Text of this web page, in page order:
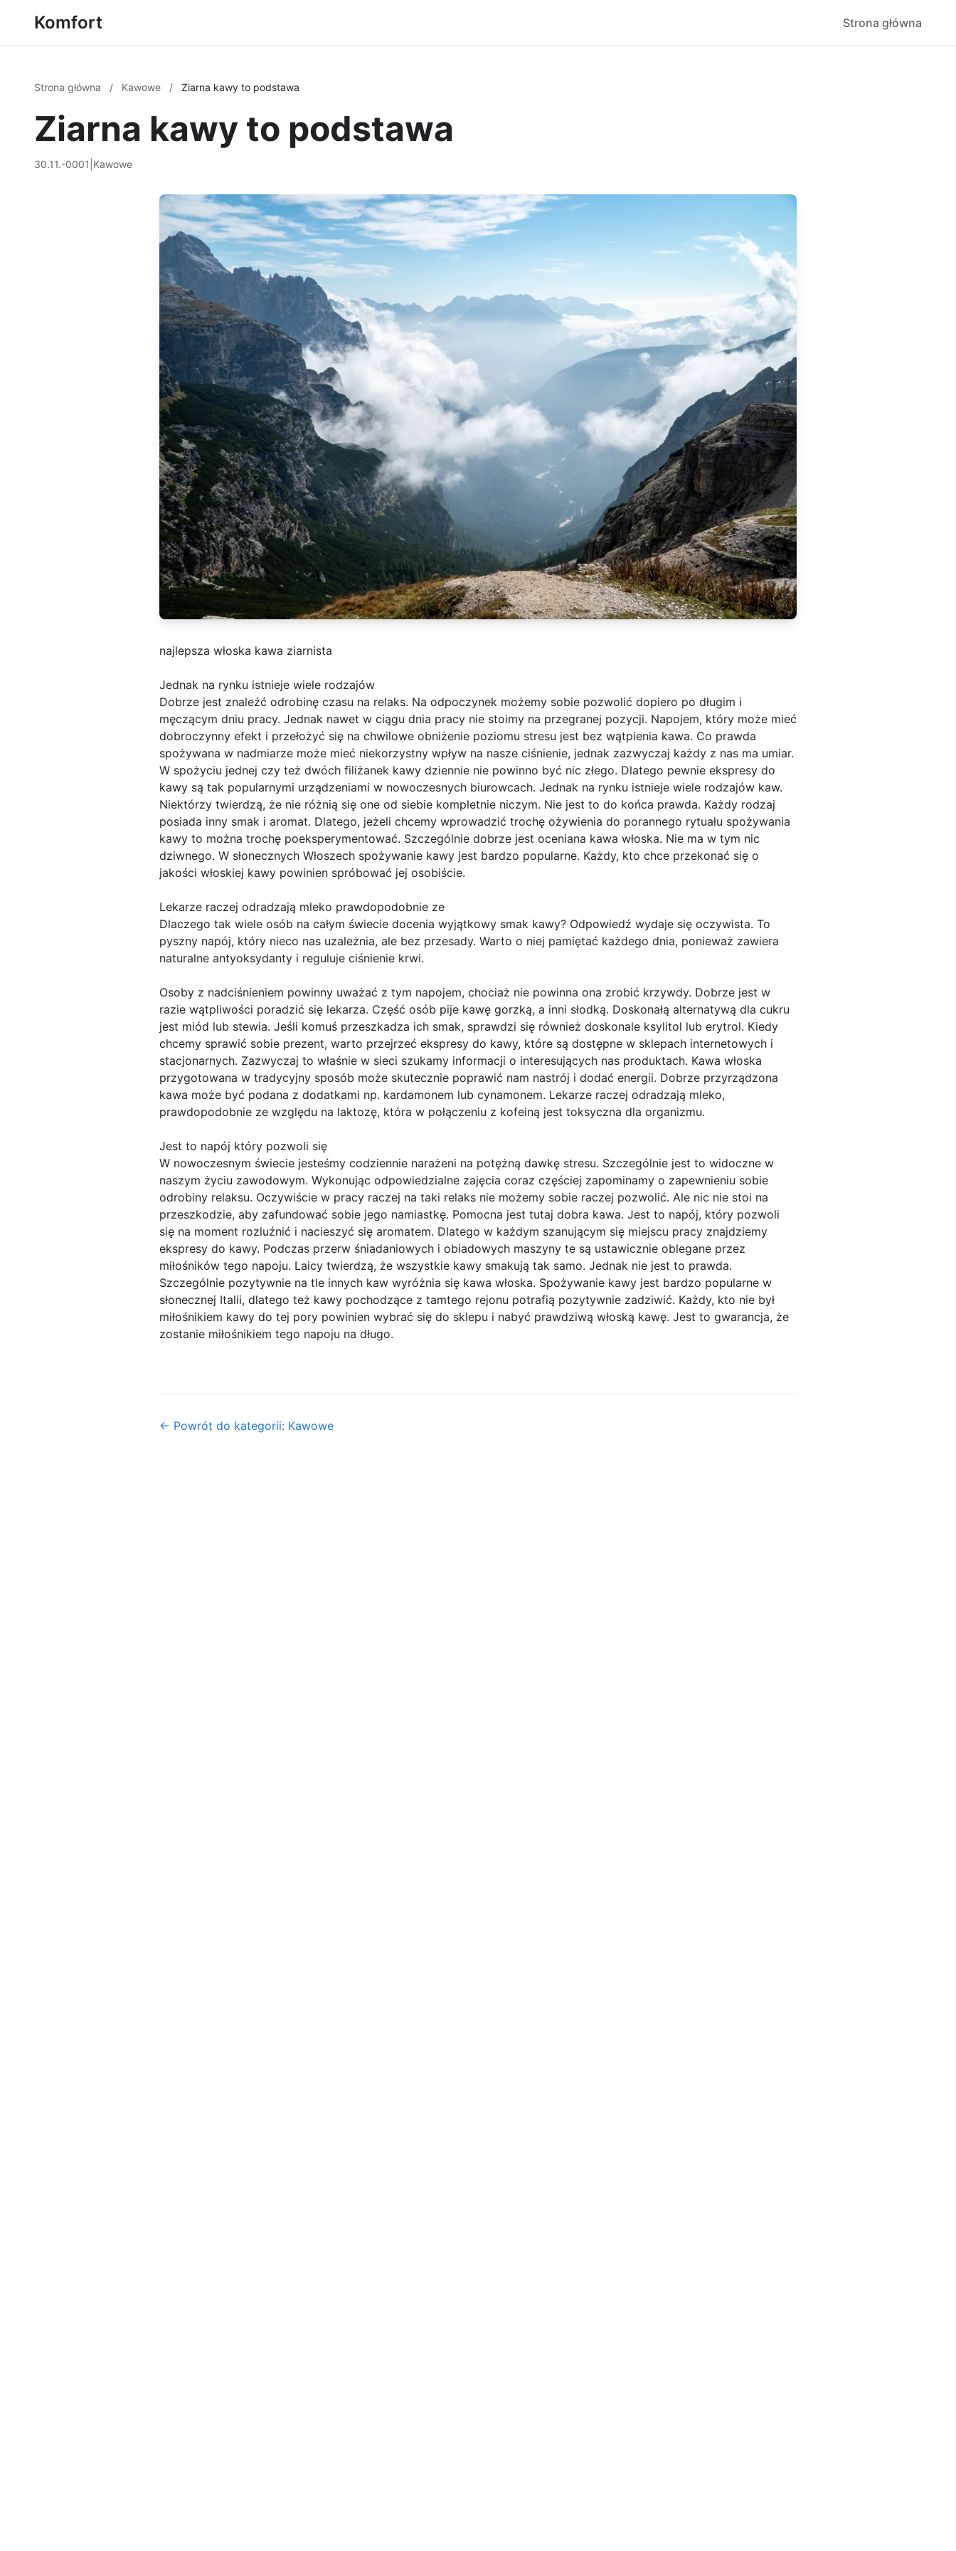
Komfort Strona główna
Strona główna / Kawowe / Ziarna kawy to podstawa
Ziarna kawy to podstawa
30.11.-0001 Kawowe
najlepsza włoska kawa ziarnista
Jednak na rynku istnieje wiele rodzajów
Dobrze jest znaleźć odrobinę czasu na relaks. Na odpoczynek możemy sobie pozwolić dopiero po długim i
męczącym dniu pracy. Jednak nawet w ciągu dnia pracy nie stoimy na przegranej pozycji. Napojem, który może mieć
dobroczynny efekt i przełożyć się na chwilowe obniżenie poziomu stresu jest bez wątpienia kawa. Co prawda
spożywana w nadmiarze może mieć niekorzystny wpływ na nasze ciśnienie, jednak zazwyczaj każdy z nas ma umiar.
W spożyciu jednej czy też dwóch filiżanek kawy dziennie nie powinno być nic złego. Dlatego pewnie ekspresy do
kawy są tak popularnymi urządzeniami w nowoczesnych biurowcach. Jednak na rynku istnieje wiele rodzajów kaw.
Niektórzy twierdzą, że nie różnią się one od siebie kompletnie niczym. Nie jest to do końca prawda. Każdy rodzaj
posiada inny smak i aromat. Dlatego, jeżeli chcemy wprowadzić trochę ożywienia do porannego rytuału spożywania
kawy to można trochę poeksperymentować. Szczególnie dobrze jest oceniana kawa włoska. Nie ma w tym nic
dziwnego. W słonecznych Włoszech spożywanie kawy jest bardzo popularne. Każdy, kto chce przekonać się o
jakości włoskiej kawy powinien spróbować jej osobiście.
Lekarze raczej odradzają mleko prawdopodobnie ze
Dlaczego tak wiele osób na całym świecie docenia wyjątkowy smak kawy? Odpowiedź wydaje się oczywista. To
pyszny napój, który nieco nas uzależnia, ale bez przesady. Warto o niej pamiętać każdego dnia, ponieważ zawiera
naturalne antyoksydanty i reguluje ciśnienie krwi.
Osoby z nadciśnieniem powinny uważać z tym napojem, chociaż nie powinna ona zrobić krzywdy. Dobrze jest w
razie wątpliwości poradzić się lekarza. Część osób pije kawę gorzką, a inni słodką. Doskonałą alternatywą dla cukru
jest miód lub stewia. Jeśli komuś przeszkadza ich smak, sprawdzi się również doskonale ksylitol lub erytrol. Kiedy
chcemy sprawić sobie prezent, warto przejrzeć ekspresy do kawy, które są dostępne w sklepach internetowych i
stacjonarnych. Zazwyczaj to właśnie w sieci szukamy informacji o interesujących nas produktach. Kawa włoska
przygotowana w tradycyjny sposób może skutecznie poprawić nam nastrój i dodać energii. Dobrze przyrządzona
kawa może być podana z dodatkami np. kardamonem lub cynamonem. Lekarze raczej odradzają mleko,
prawdopodobnie ze względu na laktozę, która w połączeniu z kofeiną jest toksyczna dla organizmu.
Jest to napój który pozwoli się
W nowoczesnym świecie jesteśmy codziennie narażeni na potężną dawkę stresu. Szczególnie jest to widoczne w
naszym życiu zawodowym. Wykonując odpowiedzialne zajęcia coraz częściej zapominamy o zapewnieniu sobie
odrobiny relaksu. Oczywiście w pracy raczej na taki relaks nie możemy sobie raczej pozwolić. Ale nic nie stoi na
przeszkodzie, aby zafundować sobie jego namiastkę. Pomocna jest tutaj dobra kawa. Jest to napój, który pozwoli
się na moment rozluźnić i nacieszyć się aromatem. Dlatego w każdym szanującym się miejscu pracy znajdziemy
ekspresy do kawy. Podczas przerw śniadaniowych i obiadowych maszyny te są ustawicznie oblegane przez
miłośników tego napoju. Laicy twierdzą, że wszystkie kawy smakują tak samo. Jednak nie jest to prawda.
Szczególnie pozytywnie na tle innych kaw wyróżnia się kawa włoska. Spożywanie kawy jest bardzo popularne w
słonecznej Italii, dlatego też kawy pochodzące z tamtego rejonu potrafią pozytywnie zadziwić. Każdy, kto nie był
miłośnikiem kawy do tej pory powinien wybrać się do sklepu i nabyć prawdziwą włoską kawę. Jest to gwarancja, że
zostanie miłośnikiem tego napoju na długo.
← Powrót do kategorii: Kawowe